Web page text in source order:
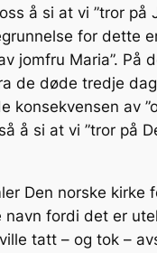
å si at vi ”tror
for
jomfru Maria”.
døde tredje
av
å si at vi ”tror på
Den norske
fordi det er
tatt – og tok –